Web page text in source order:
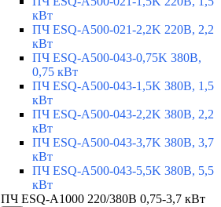
кВт
ПЧ ESQ-A500-021-2,2K 220В, 2,2
кВт
ПЧ ESQ-A500-043-0,75K 380В,
0,75 кВт
ПЧ ESQ-A500-043-1,5K 380В, 1,5
кВт
ПЧ ESQ-A500-043-2,2K 380В, 2,2
кВт
ПЧ ESQ-A500-043-3,7K 380В, 3,7
кВт
ПЧ ESQ-A500-043-5,5K 380В, 5,5
кВт
ПЧ ESQ-A1000 220/380В 0,75-3,7 кВт